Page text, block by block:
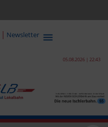
| Newsletter
05.08.2026 | 22:43